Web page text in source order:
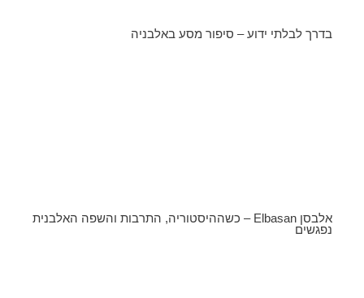
בדרך לבלתי ידוע – סיפור מסע באלבניה
אלבסן Elbasan – כשההיסטוריה, התרבות והשפה האלבנית
נפגשים